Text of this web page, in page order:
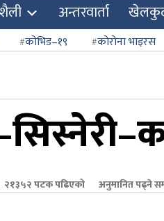
अन्तरवार्ता
कोभिड–१९ कोरोना भाइरस
२१३५२ पटक पढिएको अनुमानित पढ्ने